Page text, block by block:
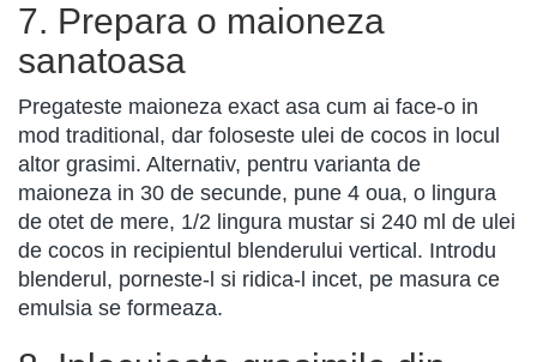
7. Prepara o maioneza
sanatoasa
Pregateste maioneza exact asa cum ai face-o in
mod traditional, dar foloseste ulei de cocos in locul
altor grasimi. Alternativ, pentru varianta de
maioneza in 30 de secunde, pune 4 oua, o lingura
de otet de mere, 1/2 lingura mustar si 240 ml de ulei
de cocos in recipientul blenderului vertical. Introdu
blenderul, porneste-l si ridica-l incet, pe masura ce
emulsia se formeaza.